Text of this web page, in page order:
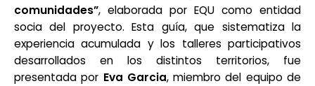
comunidades”, elaborada por EQU como entidad
socia del proyecto. Esta guía, que sistematiza la
experiencia acumulada y los talleres participativos
desarrollados en los distintos territorios, fue
presentada por Eva Garcia, miembro del equipo de